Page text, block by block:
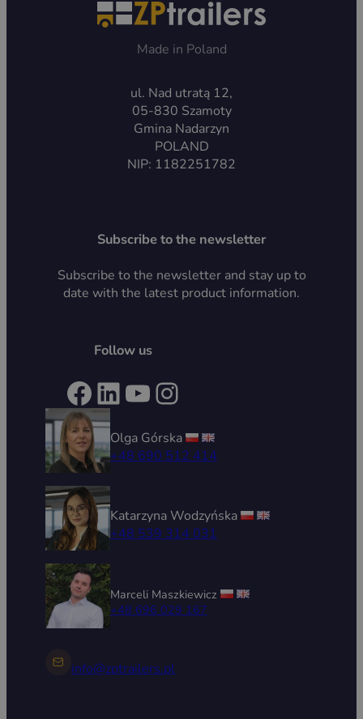
Made in Poland
ul. Nad utratą 12,
05-830 Szamoty
Gmina Nadarzyn
POLAND
NIP: 1182251782
Subscribe to the newsletter
Subscribe to the newsletter and stay up to
date with the latest product information.
Follow us
Facebook LinkedIn YouTube Instagram
Olga Górska
+48 690 512 414
Katarzyna Wodzyńska
+48 539 314 031
Marceli Maszkiewicz
+48 696 029 167
info@zptrailers.pl